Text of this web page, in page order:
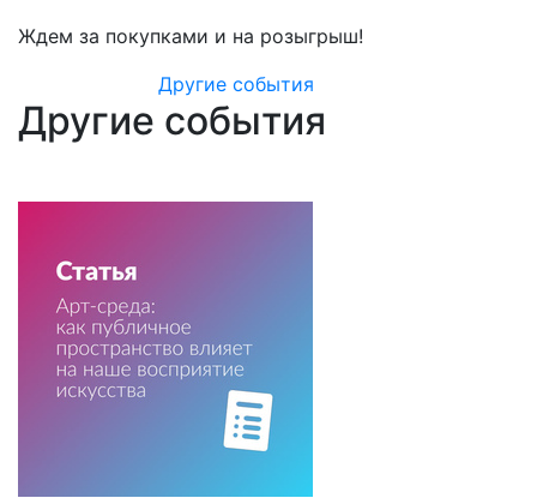
Ждем за покупками и на розыгрыш!
Другие события
Другие события